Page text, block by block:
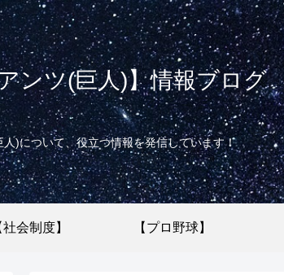
ンツ(巨人)】情報ブログ
)について、役立つ情報を発信しています！
社会制度】 【プロ野球】